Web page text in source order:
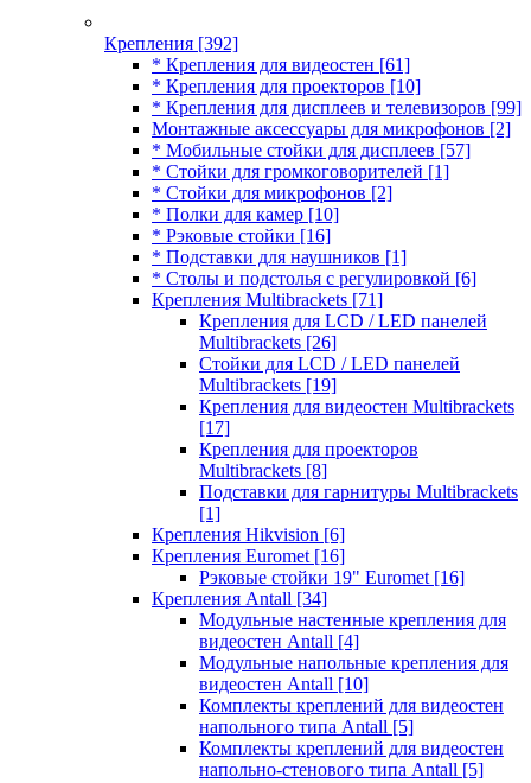
Крепления [392]
* Крепления для видеостен [61]
* Крепления для проекторов [10]
* Крепления для дисплеев и телевизоров [99]
Монтажные аксессуары для микрофонов [2]
* Мобильные стойки для дисплеев [57]
* Стойки для громкоговорителей [1]
* Стойки для микрофонов [2]
* Полки для камер [10]
* Рэковые стойки [16]
* Подставки для наушников [1]
* Столы и подстолья с регулировкой [6]
Крепления Multibrackets [71]
Крепления для LCD / LED панелей
Multibrackets [26]
Стойки для LCD / LED панелей
Multibrackets [19]
Крепления для видеостен Multibrackets
[17]
Крепления для проекторов
Multibrackets [8]
Подставки для гарнитуры Multibrackets
[1]
Крепления Hikvision [6]
Крепления Euromet [16]
Рэковые стойки 19" Euromet [16]
Крепления Antall [34]
Модульные настенные крепления для
видеостен Antall [4]
Модульные напольные крепления для
видеостен Antall [10]
Комплекты креплений для видеостен
напольного типа Antall [5]
Комплекты креплений для видеостен
напольно-стенового типа Antall [5]